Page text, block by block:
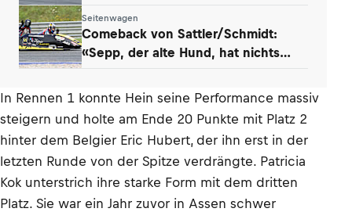
Seitenwagen
Comeback von Sattler/Schmidt:
«Sepp, der alte Hund, hat nichts
In Rennen 1 konnte Hein seine Performance massiv
steigern und holte am Ende 20 Punkte mit Platz 2
hinter dem Belgier Eric Hubert, der ihn erst in der
letzten Runde von der Spitze verdrängte. Patricia
Kok unterstrich ihre starke Form mit dem dritten
Platz. Sie war ein Jahr zuvor in Assen schwer